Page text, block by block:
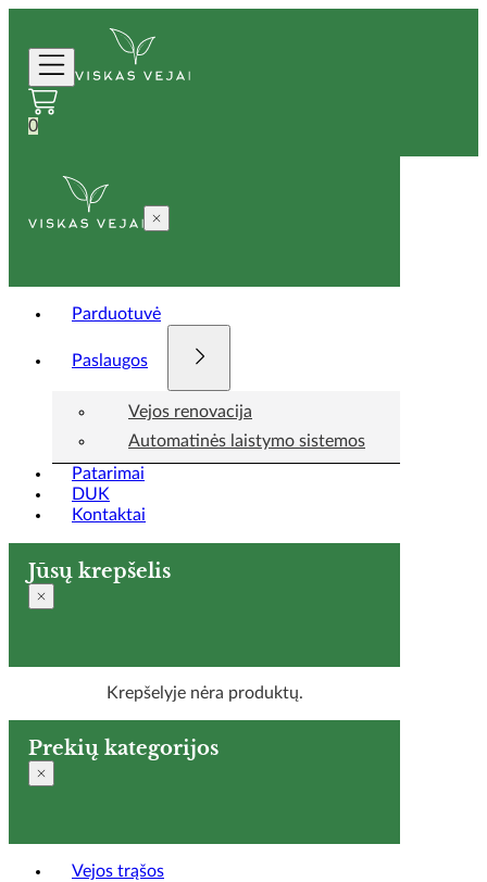
0
Parduotuvė
Paslaugos
Vejos renovacija
Automatinės laistymo sistemos
Patarimai
DUK
Kontaktai
Jūsų krepšelis
Krepšelyje nėra produktų.
Prekių kategorijos
Vejos trąšos